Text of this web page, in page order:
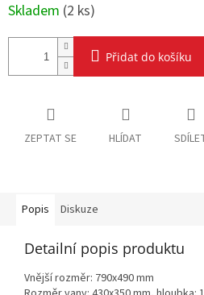
Skladem (2 ks)
Přidat do košíku
ZEPTAT SE HLÍDAT
Popis Diskuze
Detailní popis produktu
Vnější rozměr: 790x490 mm